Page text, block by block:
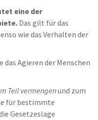
eine der
Das gilt für das
wie das Verhalten der
Agieren der Menschen
Teil vermengenund zum
für bestimmte
Gesetzeslage